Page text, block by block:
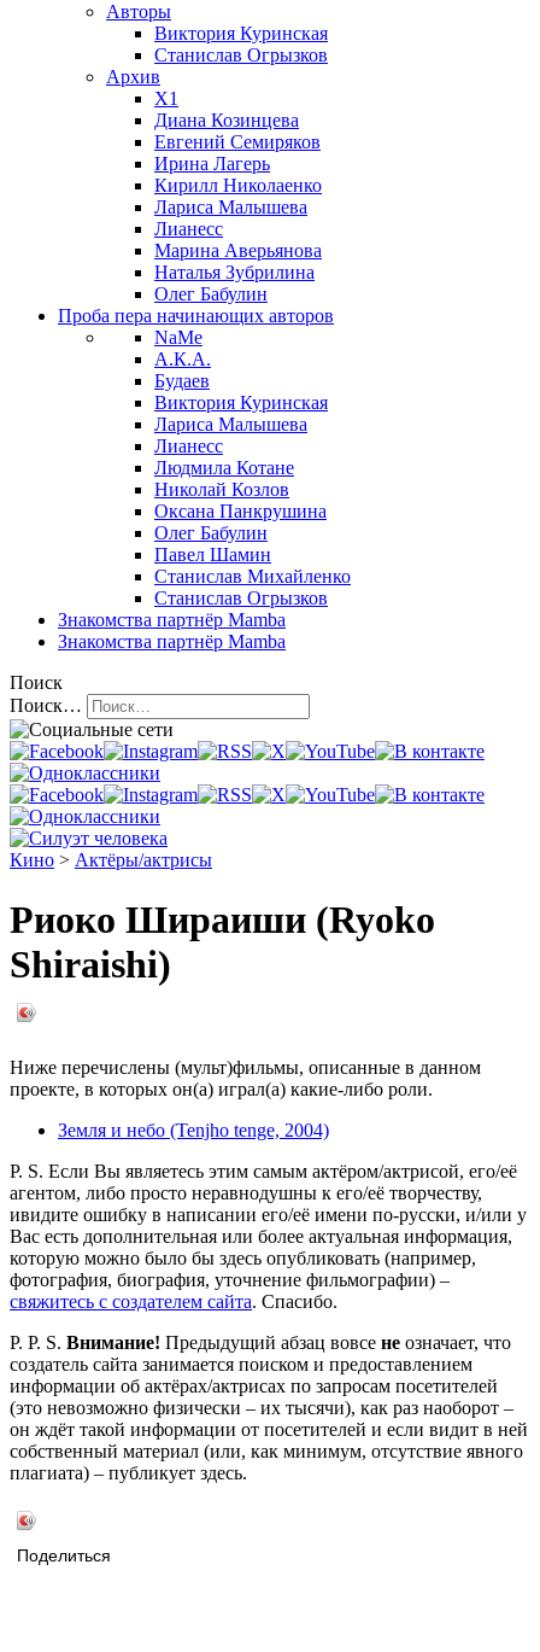
Авторы
Виктория Куринская
Станислав Огрызков
Архив
X1
Диана Козинцева
Евгений Семиряков
Ирина Лагерь
Кирилл Николаенко
Лариса Малышева
Лианесс
Марина Аверьянова
Наталья Зубрилина
Олег Бабулин
Проба пера начинающих авторов
NaMe
А.К.А.
Будаев
Виктория Куринская
Лариса Малышева
Лианесс
Людмила Котане
Николай Козлов
Оксана Панкрушина
Олег Бабулин
Павел Шамин
Станислав Михайленко
Станислав Огрызков
Знакомства партнёр Mamba
Знакомства партнёр Mamba
Поиск
Поиск…
Кино > Актёры/актрисы
Риоко Шираиши (Ryoko
Shiraishi)
Ниже перечислены (мульт)фильмы, описанные в данном
проекте, в которых он(а) играл(а) какие-либо роли.
Земля и небо (Tenjho tenge, 2004)
P. S. Если Вы являетесь этим самым актёром/актрисой, его/её
агентом, либо просто неравнодушны к его/её творчеству,
ивидите ошибку в написании его/её имени по-русски, и/или у
Вас есть дополнительная или более актуальная информация,
которую можно было бы здесь опубликовать (например,
фотография, биография, уточнение фильмографии) –
свяжитесь с создателем сайта. Спасибо.
P. P. S. Внимание! Предыдущий абзац вовсе не означает, что
создатель сайта занимается поиском и предоставлением
информации об актёрах/актрисах по запросам посетителей
(это невозможно физически – их тысячи), как раз наоборот –
он ждёт такой информации от посетителей и если видит в ней
собственный материал (или, как минимум, отсутствие явного
плагиата) – публикует здесь.
Поделиться